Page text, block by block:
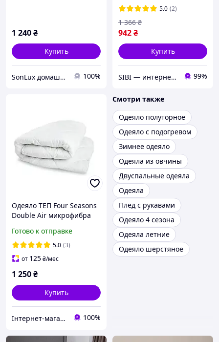
1 240₴
Купить
SonLux домашний текстиль и одежда для дома 100%
5.0 (2)
942₴
1 366 ₴
Купить
SIBI — интернет-магазин товаров для дома: текстиль, одежда для всей семьи 99%
Одеяло ТЕП Four Seasons
Double Air микрофибра
Готово к отправке
5.0 (3)
от 125₴/мес
1 250₴
Купить
Інтернет-магазин "Венеція". 100%
Смотри также
Одеяло полуторное
Одеяло с подогревом
Зимнее одеяло
Одеяла из овчины
Двуспальные одеяла
Одеяла
Плед с рукавами
Одеяло 4 сезона
Одеяла летние
Одеяло шерстяное